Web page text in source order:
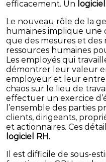
efficacement. Un
Le nouveau rôle de la
humaines implique une
que des mesures et des
ressources humaines
Les employés qui
démontrer leur valeur
employeur et leur
chaos sur le lieu de
effectuer un exercice
l’ensemble des parties
clients, dirigeants,
et actionnaires. Ces
logiciel RH.
Il est difficile de sous-